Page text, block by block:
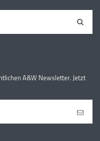
A&W Newsletter. Jetzt